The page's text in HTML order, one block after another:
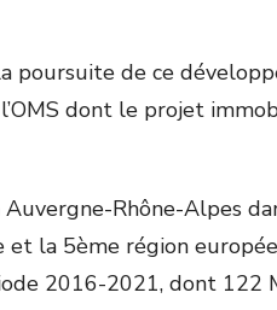
de ce
dont le projet
Rhône-Alpes
et la 5ème région
2016-2021, dont 122